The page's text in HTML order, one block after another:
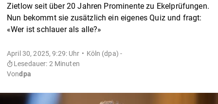
Zietlow seit über 20 Jahren Prominente zu Ekelprüfungen.
Nun bekommt sie zusätzlich ein eigenes Quiz und fragt:
«Wer ist schlauer als alle?»
April 30, 2025, 9:29: Uhr
Köln (dpa) -
Lesedauer: 2 Minuten
Vondpa